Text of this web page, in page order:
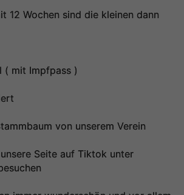
12 Wochen sind die kleinen dann
( mit Impfpass )
von unserem Verein
Seite auf Tiktok unter